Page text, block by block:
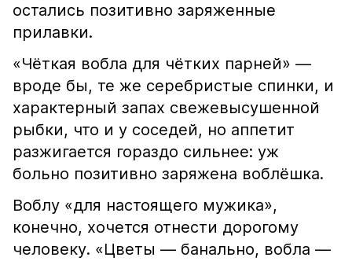
остались позитивно заряженные
прилавки.
«Чёткая вобла для чётких парней» —
вроде бы, те же серебристые спинки, и
характерный запах свежевысушенной
рыбки, что и у соседей, но аппетит
разжигается гораздо сильнее: уж
больно позитивно заряжена воблёшка.
Воблу «для настоящего мужика»,
конечно, хочется отнести дорогому
человеку. «Цветы — банально, вобла —